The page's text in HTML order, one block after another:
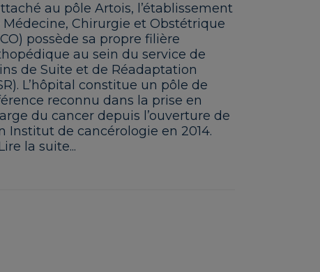
au pôle Artois, l’établissement
Médecine, Chirurgie et Obstétrique
possède sa propre filière
au sein du service de
de Suite et de Réadaptation
L’hôpital constitue un pôle de
reconnu dans la prise en
du cancer depuis l’ouverture de
Institut de cancérologie en 2014.
la suite...